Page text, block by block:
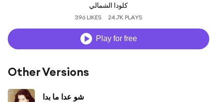
كلودا الشمالي
396 LIKES 24.7K PLAYS
Play for free
Other Versions
شو عدا ما بدا